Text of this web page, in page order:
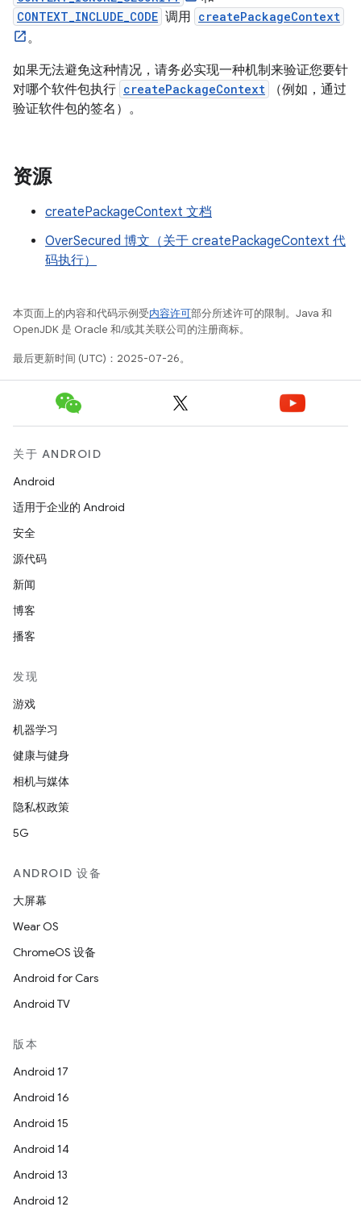
CONTEXT_INCLUDE_CODE 调用 createPackageContext
。
如果无法避免这种情况，请务必实现一种机制来验证您要针
对哪个软件包执行 createPackageContext
（例如，通过
验证软件包的签名）。
资源
createPackageContext 文档
OverSecured 博文（关于 createPackageContext 代
码执行）
本页面上的内容和代码示例受内容许可部分所述许可的限制。Java 和
OpenJDK 是 Oracle 和/或其关联公司的注册商标。
最后更新时间 (UTC)：2025-07-26。
关于 ANDROID
Android
适用于企业的 Android
安全
源代码
新闻
博客
播客
发现
游戏
机器学习
健康与健身
相机与媒体
隐私权政策
5G
ANDROID 设备
大屏幕
Wear OS
ChromeOS 设备
Android for Cars
Android TV
版本
Android 17
Android 16
Android 15
Android 14
Android 13
Android 12